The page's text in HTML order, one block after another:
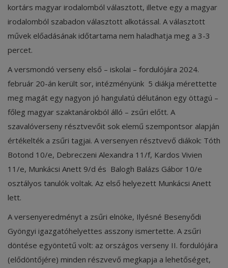
kortárs magyar irodalomból választott, illetve egy a magyar
irodalomból szabadon választott alkotással. A választott
művek előadásának időtartama nem haladhatja meg a 3-3
percet.
A versmondó verseny első – iskolai – fordulójára 2024.
február 20-án került sor, intézményünk 5 diákja mérettette
meg magát egy nagyon jó hangulatú délutánon egy öttagú –
főleg magyar szaktanárokból álló – zsűri előtt. A
szavalóverseny résztvevőit sok elemű szempontsor alapján
értékelték a zsűri tagjai. A versenyen résztvevő diákok: Tóth
Botond 10/e, Debreczeni Alexandra 11/f, Kardos Vivien
11/e, Munkácsi Anett 9/d és Balogh Balázs Gábor 10/e
osztályos tanulók voltak. Az első helyezett Munkácsi Anett
lett.
A versenyeredményt a zsűri elnöke, Ilyésné Besenyődi
Gyöngyi igazgatóhelyettes asszony ismertette. A zsűri
döntése egyöntetű volt: az országos verseny II. fordulójára
(elődöntőjére) minden részvevő megkapja a lehetőséget,